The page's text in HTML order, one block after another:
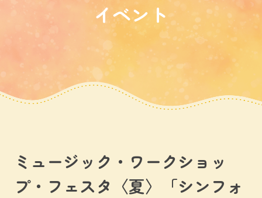
イベント
ミュージック・ワークショッ
プ・フェスタ〈夏〉「シンフォ